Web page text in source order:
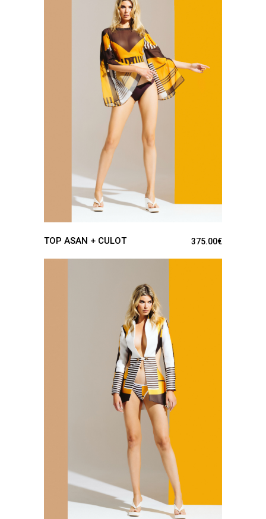
VER PRODUCTO
TOP ASAN + CULOT 375.00€
VER PRODUCTO